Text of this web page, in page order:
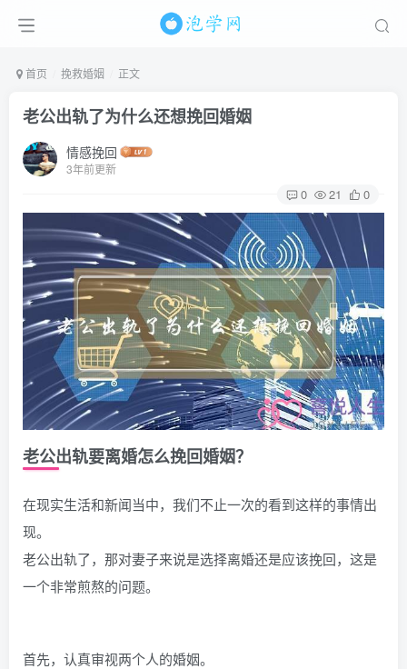
首页 挽救婚姻 正文
老公出轨了为什么还想挽回婚姻
情感挽回
3年前更新
0 21 0
老公出轨要离婚怎么挽回婚姻？
在现实生活和新闻当中，我们不止一次的看到这样的事情出
现。
老公出轨了，那对妻子来说是选择离婚还是应该挽回，这是
一个非常煎熬的问题。
首先，认真审视两个人的婚姻。